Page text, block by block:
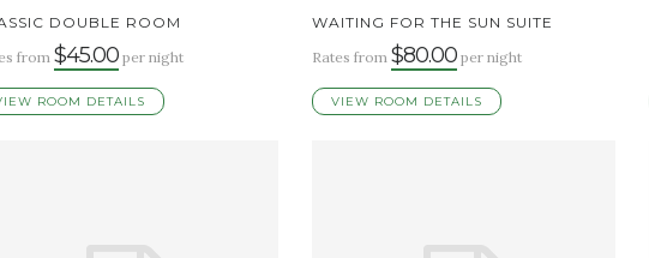
DOUBLE ROOM
from $45.00per night
ROOM DETAILS
WAITING FOR THE SUN SUITE
Rates from$80.00 per night
VIEW ROOM DETAILS